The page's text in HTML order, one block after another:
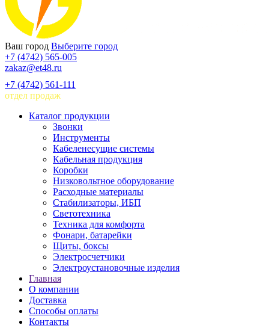
Ваш город Выберите город
+7 (4742) 565-005
zakaz@et48.ru
+7 (4742) 561-111
отдел продаж
Каталог продукции
Звонки
Инструменты
Кабеленесущие системы
Кабельная продукция
Коробки
Низковольтное оборудование
Расходные материалы
Стабилизаторы, ИБП
Светотехника
Техника для комфорта
Фонари, батарейки
Щиты, боксы
Электросчетчики
Электроустановочные изделия
Главная
О компании
Доставка
Способы оплаты
Контакты